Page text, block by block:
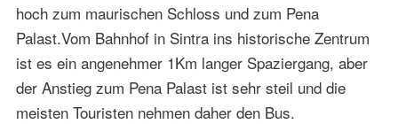
hoch zum maurischen Schloss und zum Pena
Palast.Vom Bahnhof in Sintra ins historische Zentrum
ist es ein angenehmer 1Km langer Spaziergang, aber
der Anstieg zum Pena Palast ist sehr steil und die
meisten Touristen nehmen daher den Bus.